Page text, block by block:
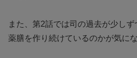
また、第2話では司の過去が少し
薬膳を作り続けているのかが気に